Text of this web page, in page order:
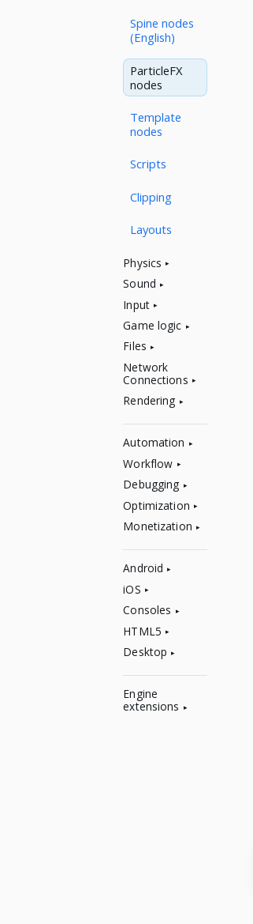
Spine nodes
(English)
ParticleFX
nodes
Template
nodes
Scripts
Clipping
Layouts
Physics
Sound
Input
Game logic
Files
Network
Connections
Rendering
Automation
Workflow
Debugging
Optimization
Monetization
Android
iOS
Consoles
HTML5
Desktop
Engine
extensions